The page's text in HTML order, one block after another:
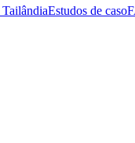
Estudos de caso